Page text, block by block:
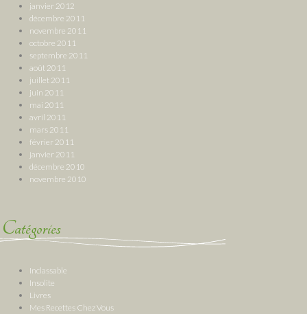
janvier 2012
décembre 2011
novembre 2011
octobre 2011
septembre 2011
août 2011
juillet 2011
juin 2011
mai 2011
avril 2011
mars 2011
février 2011
janvier 2011
décembre 2010
novembre 2010
Catégories
Inclassable
Insolite
Livres
Mes Recettes Chez Vous